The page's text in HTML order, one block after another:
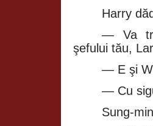
Harry
— Va
şefului tău,
— E şi
— Cu